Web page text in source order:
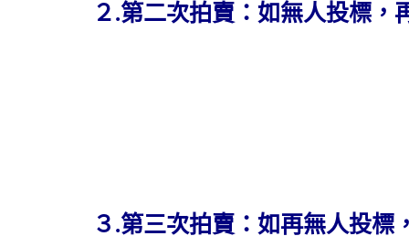
２.第二次拍賣：如無人投標，
３.第三次拍賣：如再無人投標